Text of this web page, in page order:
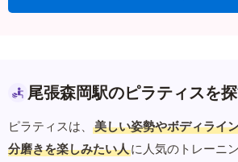
尾張森岡駅のピラティスを
ピラティスは、 美しい姿勢やボディライ
分磨きを楽しみたい人に人気のトレーニン